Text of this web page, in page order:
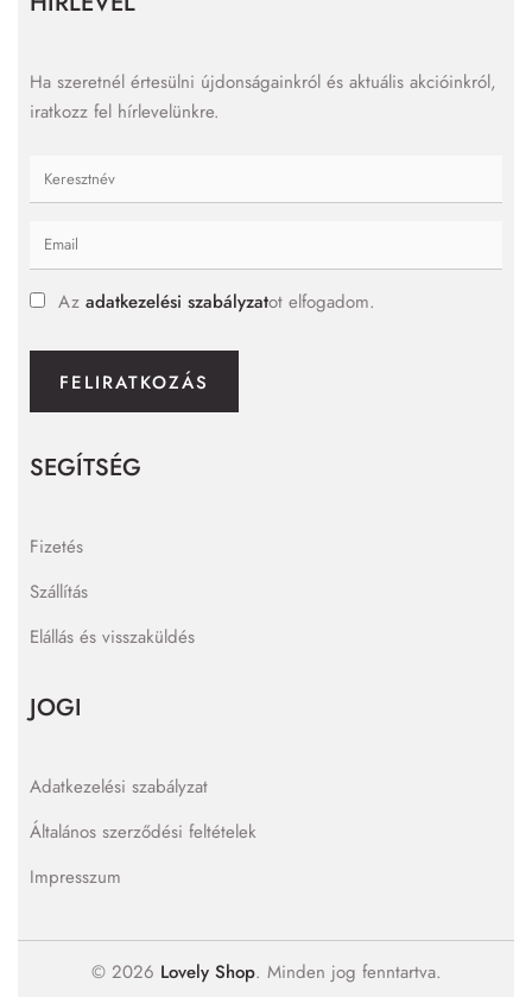
SEGÍTSÉG
Fizetés
Szállítás
Elállás és visszaküldés
JOGI
Adatkezelési szabályzat
Általános szerződési feltételek
Impresszum
Ha szeretnél értesülni újdonságainkról és aktuális akcióinkról,
iratkozz fel hírlevelünkre.
Az adatkezelési szabályzatot elfogadom.
FELIRATKOZÁS
© 2026 Lovely Shop. Minden jog fenntartva.